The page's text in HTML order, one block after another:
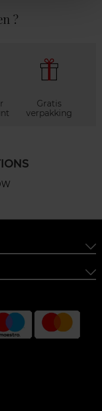
?
Gratis
verpakking